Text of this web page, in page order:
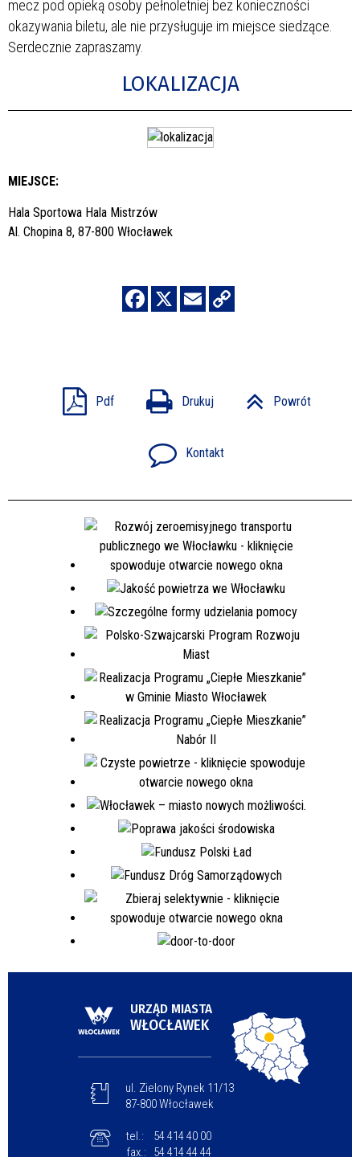
mecz pod opieką osoby pełnoletniej bez konieczności
okazywania biletu, ale nie przysługuje im miejsce siedzące.
Serdecznie zapraszamy.
LOKALIZACJA
MIEJSCE:
Hala Sportowa Hala Mistrzów
Al. Chopina 8, 87-800 Włocławek
Pdf Drukuj Powrót
Kontakt
URZĄD MIASTA
WŁOCŁAWEK
ul. Zielony Rynek 11/13
87-800 Włocławek
tel.:
54 414 40 00
fax.:
54 414 44 44